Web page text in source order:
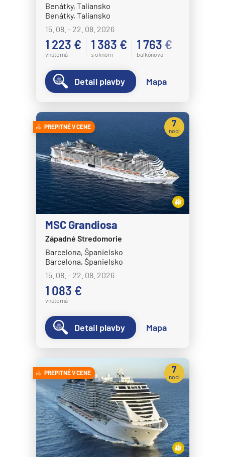
Benátky, Taliansko
Benátky, Taliansko
15. 08. - 22. 08. 2026
1 223 €
vnútorná
1 383 €
s oknom
1 763 €
balkónová
Detail plavby Mapa
PREPITNÉ V CENE
MSC Grandiosa
Západné Stredomorie
Barcelona, Španielsko
Barcelona, Španielsko
15. 08. - 22. 08. 2026
1 083 €
vnútorná
7
nocí
Detail plavby Mapa
PREPITNÉ V CENE 7
nocí